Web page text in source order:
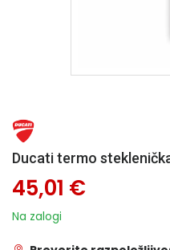
Ducati termo
45,01 €
Na zalogi